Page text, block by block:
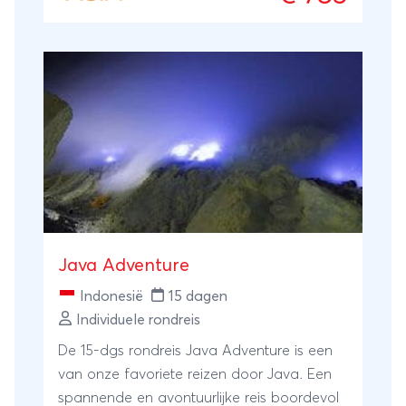
met een enorme variatie aan natuur, cultuur
en stranden.
Java Adventure
Indonesië
15 dagen
Individuele rondreis
De 15-dgs rondreis Java Adventure is een
van onze favoriete reizen door Java. Een
spannende en avontuurlijke reis boordevol